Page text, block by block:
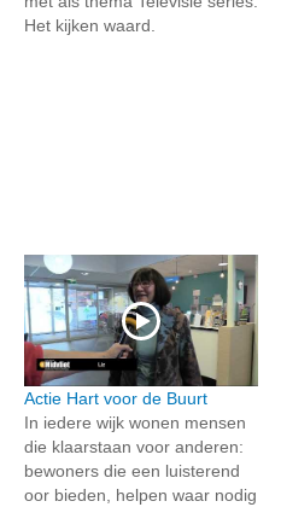
Het kijken waard.
Actie Hart voor de Buurt
In iedere wijk wonen mensen
die klaarstaan voor anderen:
bewoners die een luisterend
oor bieden, helpen waar nodig